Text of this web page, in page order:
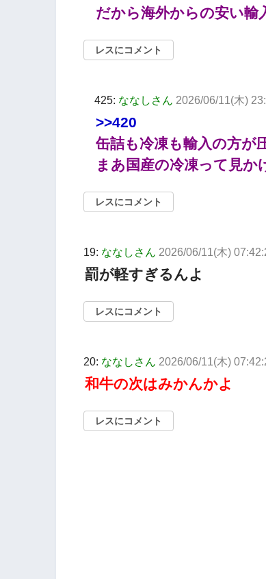
だから海外からの安い輸
レスにコメント
425: ななしさん 2026/06/11(木)
>>420
缶詰も冷凍も輸入の方が
まあ国産の冷凍って見か
レスにコメント
19: ななしさん 2026/06/11(木)
罰が軽すぎるんよ
レスにコメント
20: ななしさん 2026/06/11(木)
和牛の次はみかんかよ
レスにコメント